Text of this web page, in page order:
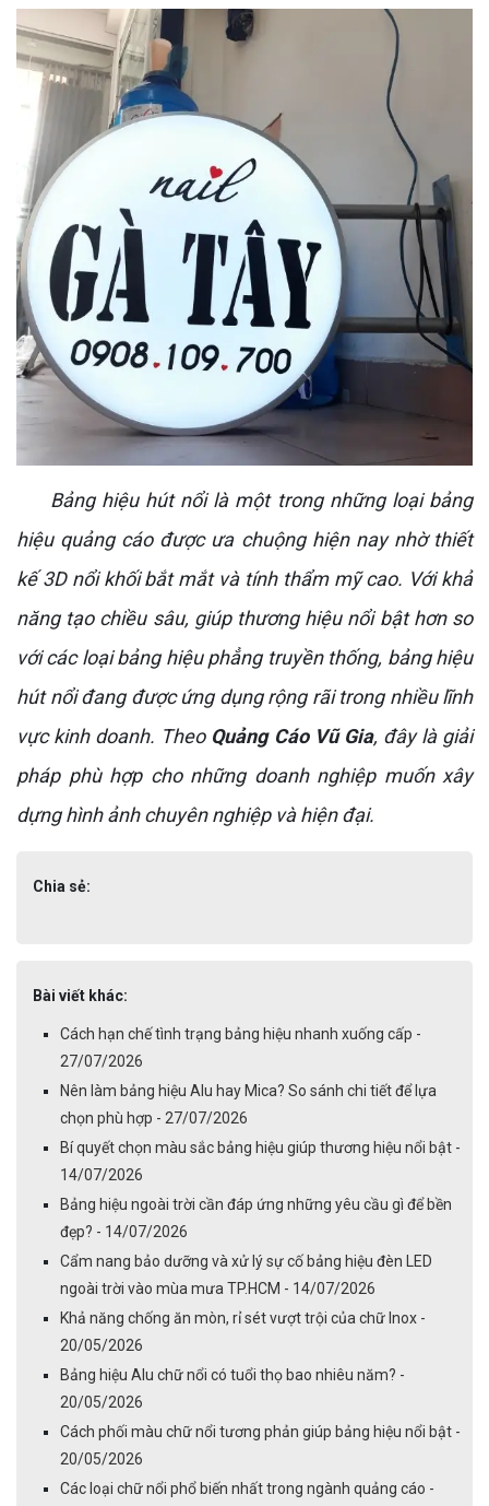
Bảng hiệu hút nổi là một trong những loại bảng
hiệu quảng cáo được ưa chuộng hiện nay nhờ thiết
kế 3D nổi khối bắt mắt và tính thẩm mỹ cao. Với khả
năng tạo chiều sâu, giúp thương hiệu nổi bật hơn so
với các loại bảng hiệu phẳng truyền thống, bảng hiệu
hút nổi đang được ứng dụng rộng rãi trong nhiều lĩnh
vực kinh doanh. Theo Quảng Cáo Vũ Gia, đây là giải
pháp phù hợp cho những doanh nghiệp muốn xây
dựng hình ảnh chuyên nghiệp và hiện đại.
Chia sẻ:
Bài viết khác:
Cách hạn chế tình trạng bảng hiệu nhanh xuống cấp -
27/07/2026
Nên làm bảng hiệu Alu hay Mica? So sánh chi tiết để lựa
chọn phù hợp - 27/07/2026
Bí quyết chọn màu sắc bảng hiệu giúp thương hiệu nổi bật -
14/07/2026
Bảng hiệu ngoài trời cần đáp ứng những yêu cầu gì để bền
đẹp? - 14/07/2026
Cẩm nang bảo dưỡng và xử lý sự cố bảng hiệu đèn LED
ngoài trời vào mùa mưa TP.HCM - 14/07/2026
Khả năng chống ăn mòn, rỉ sét vượt trội của chữ Inox -
20/05/2026
Bảng hiệu Alu chữ nổi có tuổi thọ bao nhiêu năm? -
20/05/2026
Cách phối màu chữ nổi tương phản giúp bảng hiệu nổi bật -
20/05/2026
Các loại chữ nổi phổ biến nhất trong ngành quảng cáo -